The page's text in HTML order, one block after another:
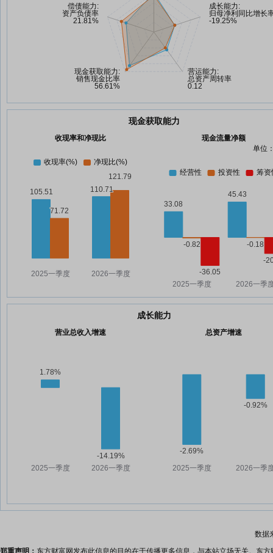
现金获取能力
收现率和净现比
现金流量净额
单位
成长能力
营业总收入增速 总资产增速
数据
郑重声明： 东方财富网发布此信息的目的在于传播更多信息，与本站立场无关。东